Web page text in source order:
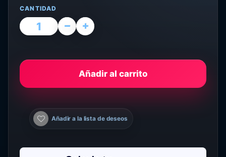
CANTIDAD
Añadir al carrito
Añadir a la lista de deseos